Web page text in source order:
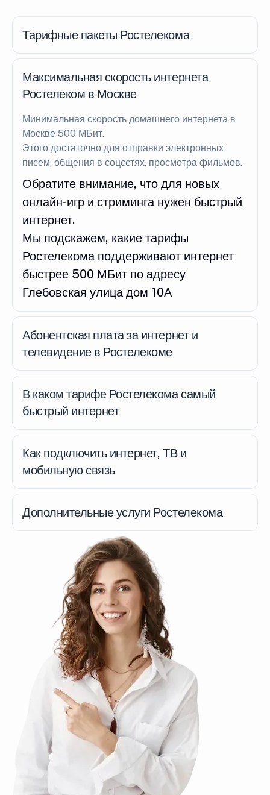
Тарифные пакеты Ростелекома
Максимальная скорость интернета
Ростелеком в Москве
Минимальная скорость домашнего интернета в
Москве 500 МБит.
Этого достаточно для отправки электронных
писем, общения в соцсетях, просмотра фильмов.
Обратите внимание, что для новых
онлайн-игр и стриминга нужен быстрый
интернет.
Мы подскажем, какие тарифы
Ростелекома поддерживают интернет
быстрее 500 МБит по адресу
Глебовская улица дом 10А
Абонентская плата за интернет и
телевидение в Ростелекоме
В каком тарифе Ростелекома самый
быстрый интернет
Как подключить интернет, ТВ и
мобильную связь
Дополнительные услуги Ростелекома